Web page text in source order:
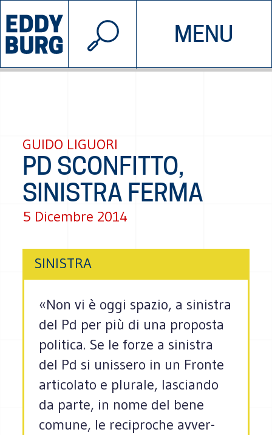
MENU
INIZIATIVE CHI SIAMO
© 2026 EDDYBURG
GUIDO LIGUORI
PD SCONFITTO,
SINISTRA FERMA
5 Dicembre 2014
SINISTRA
«Non vi è oggi spa­zio, a sini­stra
del Pd per più di una pro­po­sta
poli­tica. Se le forze a sini­stra
del Pd si unis­sero in un Fronte
arti­co­lato e plu­rale, lasciando
da parte, in nome del bene
comune, le reci­pro­che avver­